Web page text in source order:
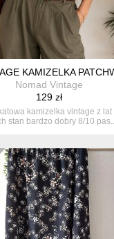
KAMIZELKA
Nomad Vintage
129 zł
kamizelka vintage z lat
stan bardzo dobry 8/10 pas...